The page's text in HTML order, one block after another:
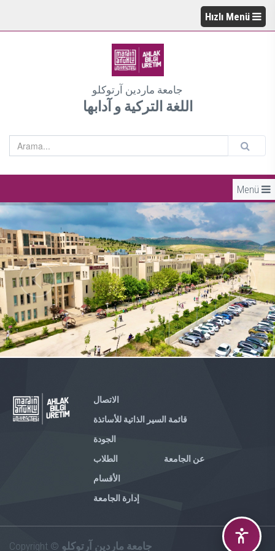
Hızlı Menü
جامعة ماردين آرتوكلو
اللغة التركية و آدابها
Menü
الاتصال
قائمة السير الذاتية للأساتذة
الجودة
الطلاب
الأقسام
إدارة الجامعة
عن الجامعة
Copyright © جامعة ماردين آرتوكلو